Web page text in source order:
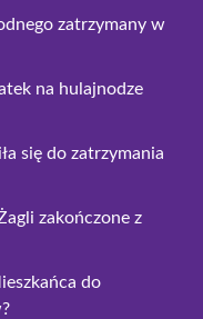
zatrzymany w
na hulajnodze
się do zatrzymania
zakończone z
do